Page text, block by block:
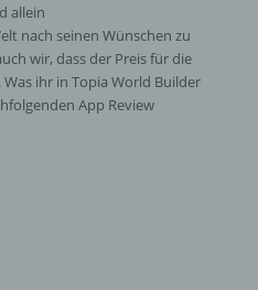
allein
nach seinen Wünschen zu
wir, dass der Preis für die
ihr in Topia World Builder
App Review